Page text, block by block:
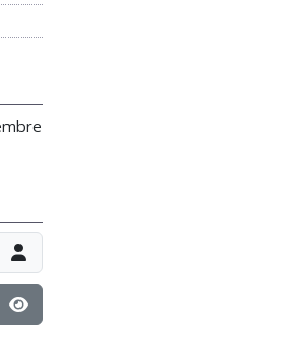
Mostrar contrasenya